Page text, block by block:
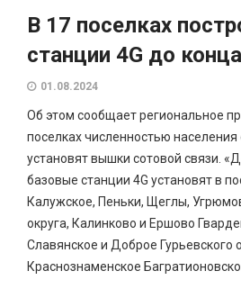
В 17 поселках
станции 4G до
01.08.2024
Об этом сообщает региональное
поселках численностью
установят вышки сотовой связи.
базовые станции 4G установят в
Калужское, Пеньки, Щеглы,
округа, Калинково и Ершово
Славянское и Доброе Гурьевского
Краснознаменское